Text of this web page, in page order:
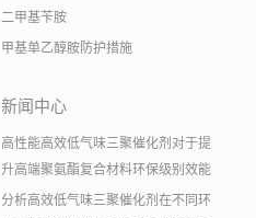
二甲基苄胺
甲基单乙醇胺防护措施
新闻中心
高性能高效低气味三聚催化剂对于提
升高端聚氨酯复合材料环保级别效能
分析高效低气味三聚催化剂在不同环